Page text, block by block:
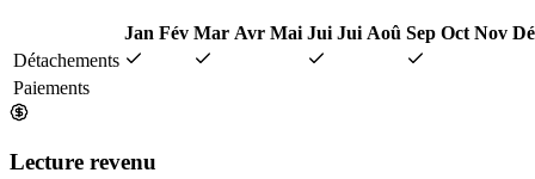
Jan Fév Mar Avr Mai Jui Jui Aoû Sep Oct Nov
Détachements
Paiements
Lecture revenu